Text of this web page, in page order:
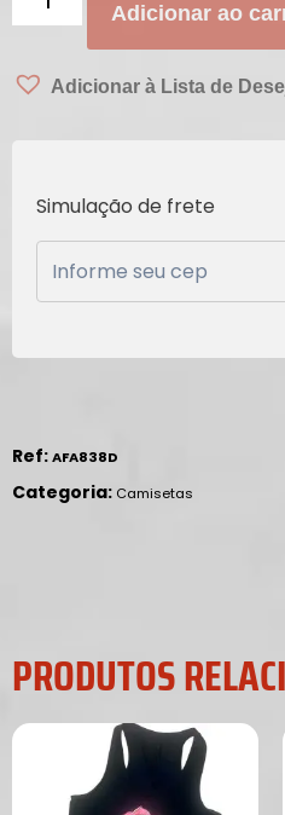
Adicionar ao
Adicionar à Lista de
Simulação de frete
Ref:AFA838D
Categoria: Camisetas
PRODUTOS